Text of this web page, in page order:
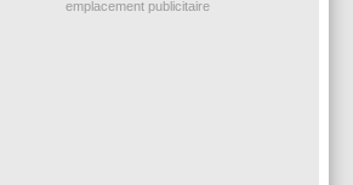
emplacement publicitaire